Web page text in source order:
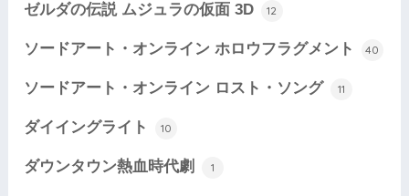
ゼルダの伝説 ムジュラの仮面 3D 12
ソードアート・オンライン ホロウフラグメント 40
ソードアート・オンライン ロスト・ソング 11
ダイイングライト 10
ダウンタウン熱血時代劇 1